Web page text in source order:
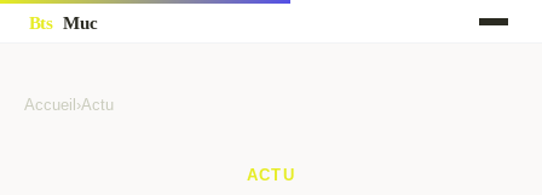
Accueil ›Actu
ACTU